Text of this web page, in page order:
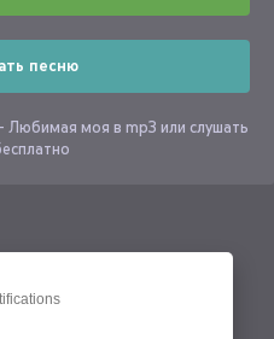
песню
моя в mp3 или слушать